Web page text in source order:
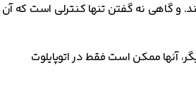
و گاهی نه گفتن تنها کنترلی است که آن
آنها ممکن است فقط در اتوپایلوت